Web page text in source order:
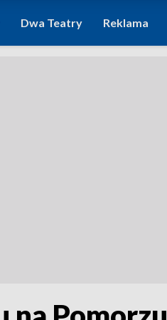
Dwa Teatry Reklama